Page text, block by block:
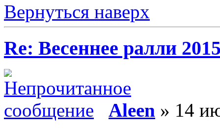
Вернуться наверх
Re: Весеннее ралли
Aleen » 14